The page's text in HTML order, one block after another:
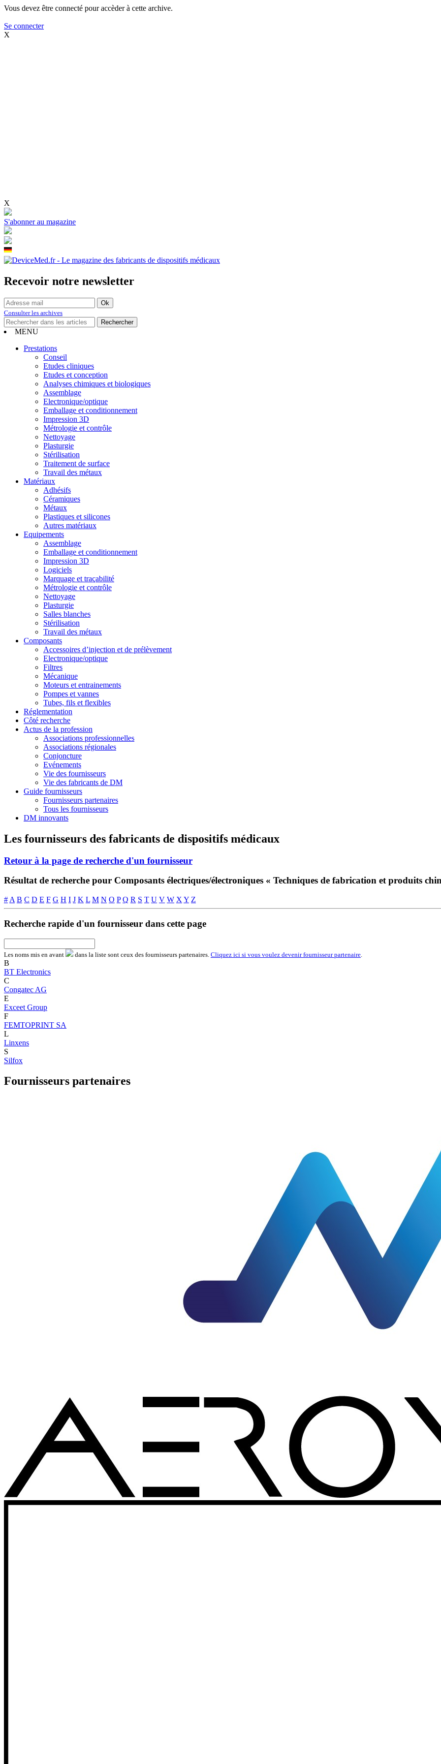
Vous devez être connecté pour accèder à cette archive.
Se connecter
X
X
S'abonner au magazine
Recevoir notre newsletter
Consulter les archives
MENU
Prestations
Conseil
Etudes cliniques
Etudes et conception
Analyses chimiques et biologiques
Assemblage
Electronique/optique
Emballage et conditionnement
Impression 3D
Métrologie et contrôle
Nettoyage
Plasturgie
Stérilisation
Traitement de surface
Travail des métaux
Matériaux
Adhésifs
Céramiques
Métaux
Plastiques et silicones
Autres matériaux
Equipements
Assemblage
Emballage et conditionnement
Impression 3D
Logiciels
Marquage et traçabilité
Métrologie et contrôle
Nettoyage
Plasturgie
Salles blanches
Stérilisation
Travail des métaux
Composants
Accessoires d’injection et de prélèvement
Electronique/optique
Filtres
Mécanique
Moteurs et entrainements
Pompes et vannes
Tubes, fils et flexibles
Réglementation
Côté recherche
Actus de la profession
Associations professionnelles
Associations régionales
Conjoncture
Evénements
Vie des fournisseurs
Vie des fabricants de DM
Guide fournisseurs
Fournisseurs partenaires
Tous les fournisseurs
DM innovants
Les fournisseurs des fabricants de dispositifs médicaux
Retour à la page de recherche d'un fournisseur
Résultat de recherche pour Composants électriques/électroniques « Techniques de fabrication et produits
# A B C D E F G H I J K L M N O P Q R S T U V W X Y Z
Recherche rapide d'un fournisseur dans cette page
Les noms mis en avant dans la liste sont ceux des fournisseurs partenaires. Cliquez ici si vous voulez devenir fournisseur partenaire
B
BT Electronics
C
Congatec AG
E
Exceet Group
F
FEMTOPRINT SA
L
Linxens
S
Silfox
Fournisseurs partenaires